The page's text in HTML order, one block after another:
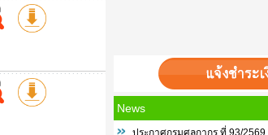
News
ประกาศกรมศุลกากร ที่ 93/2569